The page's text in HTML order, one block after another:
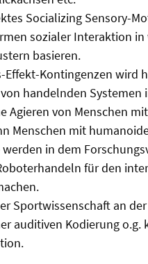
Socializing Sensory-
sozialer Interaktion
basieren.
Kontingenzen wird
handelnden Systemen
Agieren von Menschen
Menschen mit
in dem
für den
Sportwissenschaft an
auditiven Kodierung